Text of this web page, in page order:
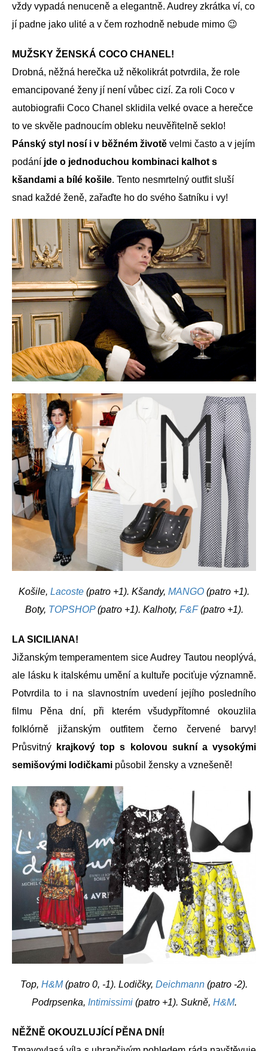
vždy vypadá nenuceně a elegantně. Audrey zkrátka ví, co
jí padne jako ulité a v čem rozhodně nebude mimo 😉
MUŽSKY ŽENSKÁ COCO CHANEL!
Drobná, něžná herečka už několikrát potvrdila, že role
emancipované ženy jí není vůbec cizí. Za roli Coco v
autobiografii Coco Chanel sklidila velké ovace a herečce
to ve skvěle padnoucím obleku neuvěřitelně seklo!
Pánský styl nosí i v běžném životě velmi často a v jejím
podání jde o jednoduchou kombinaci kalhot s
kšandami a bílé košile. Tento nesmrtelný outfit sluší
snad každé ženě, zařaďte ho do svého šatníku i vy!
Košile, Lacoste (patro +1). Kšandy, MANGO (patro +1).
Boty, TOPSHOP(patro +1). Kalhoty, F&F(patro +1).
LA SICILIANA!
Jižanským temperamentem sice Audrey Tautou neoplývá,
ale lásku k italskému umění a kultuře pociťuje významně.
Potvrdila to i na slavnostním uvedení jejího posledního
filmu Pěna dní, při kterém všudypřítomné okouzlila
folklórně jižanským outfitem černo červené barvy!
Průsvitný
krajkový top s kolovou sukní a vysokými
semišovými lodičkami působil žensky a vznešeně!
Top, H&M(patro 0, -1). Lodičky, Deichmann (patro -2).
Podrpsenka, Intimissimi(patro +1). Sukně, H&M.
NĚŽNĚ OKOUZLUJÍCÍ PĚNA DNÍ!